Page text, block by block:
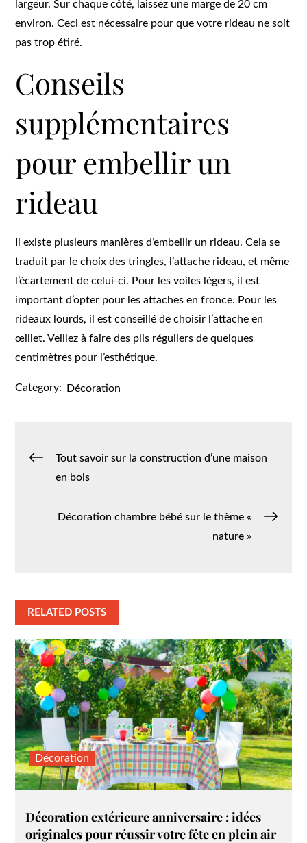
largeur. Sur chaque côté, laissez une marge de 20 cm
environ. Ceci est nécessaire pour que votre rideau ne soit
pas trop étiré.
Conseils
supplémentaires
pour embellir un
rideau
Il existe plusieurs manières d’embellir un rideau. Cela se
traduit par le choix des tringles, l’attache rideau, et même
l’écartement de celui-ci. Pour les voiles légers, il est
important d’opter pour les attaches en fronce. Pour les
rideaux lourds, il est conseillé de choisir l’attache en
œillet. Veillez à faire des plis réguliers de quelques
centimètres pour l’esthétique.
Category: Décoration
Navigation
Tout savoir sur la construction d’une maison
en bois
Décoration chambre bébé sur le thème «
nature »
RELATED POSTS
Décoration
Décoration extérieure anniversaire : idées
originales pour réussir votre fête en plein air